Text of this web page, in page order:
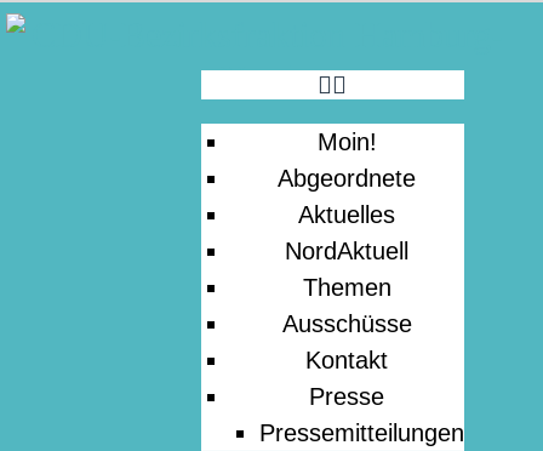
Moin!
Abgeordnete
Aktuelles
NordAktuell
Themen
Ausschüsse
Kontakt
Presse
Pressemitteilungen
MOIN!
ABGEORDNETE
AKTUELLES
NORDAKTUELL
THEMEN
AUSSCHÜSSE